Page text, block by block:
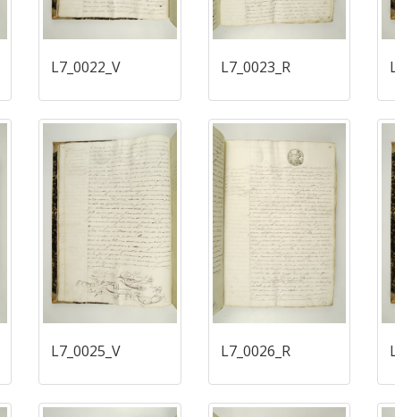
L7_0022_V L7_0023_R
L7_0025_V L7_0026_R